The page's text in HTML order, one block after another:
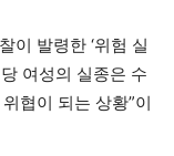
이 발령한 ‘위험 실
여성의 실종은 수
협이 되는 상황”이